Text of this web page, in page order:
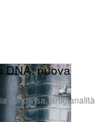
DNA: nuova
condivisa, artigianalità